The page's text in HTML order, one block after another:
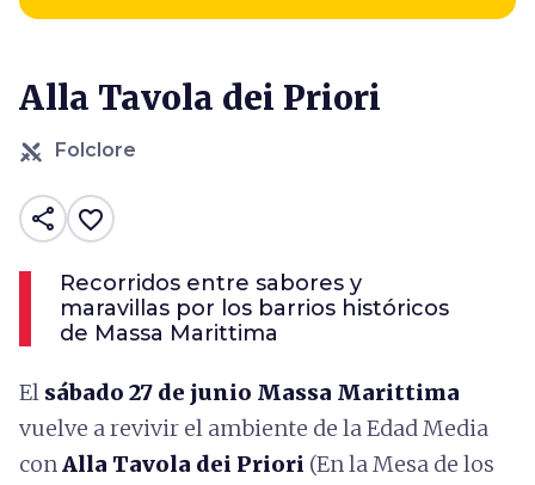
Alla Tavola dei Priori
Folclore
share favorite_border
Recorridos entre sabores y
maravillas por los barrios históricos
de Massa Marittima
El sábado 27 de junio Massa Marittima
vuelve a revivir el ambiente de la Edad Media
conAlla Tavola dei Priori (En la Mesa de los